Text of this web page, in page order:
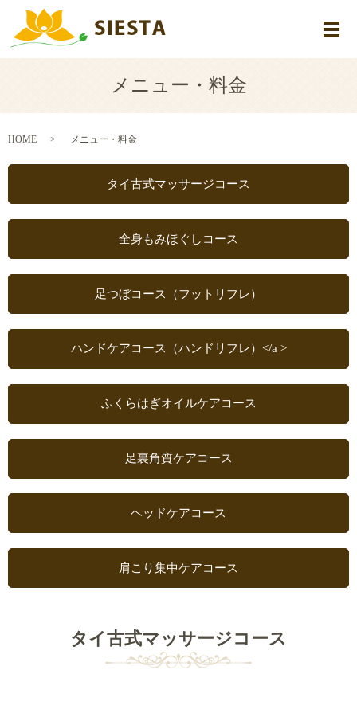
メ
メニュー・料金
HOME メニュー・料金
タイ古式マッサージコース
全身もみほぐし コース
足つぼコース （フットリフレ）
ハンドケアコース （ハンドリフレ）</a >
ふくらはぎオイルケアコース
足裏角質ケアコース
ヘッドケアコース
肩こり集中ケアコース
タイ古式マッサージコース